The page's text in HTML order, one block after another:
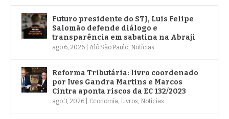
Futuro presidente do STJ, Luis Felipe
Salomão defende diálogo e
transparência em sabatina na Abraji
ago 6, 2026 |Alô São Paulo, Notícias
Reforma Tributária: livro coordenado
por Ives Gandra Martins e Marcos
Cintra aponta riscos da EC 132/2023
ago 3, 2026 Economia, Livros, Notícias